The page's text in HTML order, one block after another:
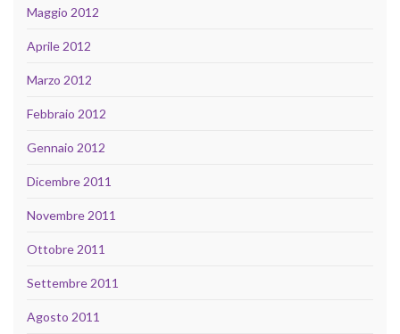
Maggio 2012
Aprile 2012
Marzo 2012
Febbraio 2012
Gennaio 2012
Dicembre 2011
Novembre 2011
Ottobre 2011
Settembre 2011
Agosto 2011